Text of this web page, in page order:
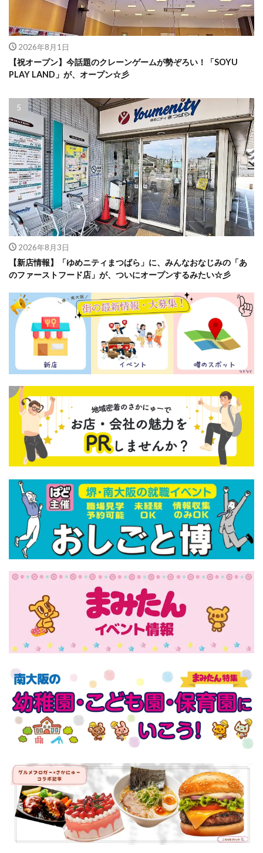
2026年8月1日
【祝オープン】今話題のクレーンゲームが勢ぞろい！「SOYU
PLAY LAND」が、オープン☆彡
2026年8月3日
【新店情報】「ゆめニティまつばら」に、みんなおなじみの「あ
のファーストフード店」が、ついにオープンするみたい☆彡